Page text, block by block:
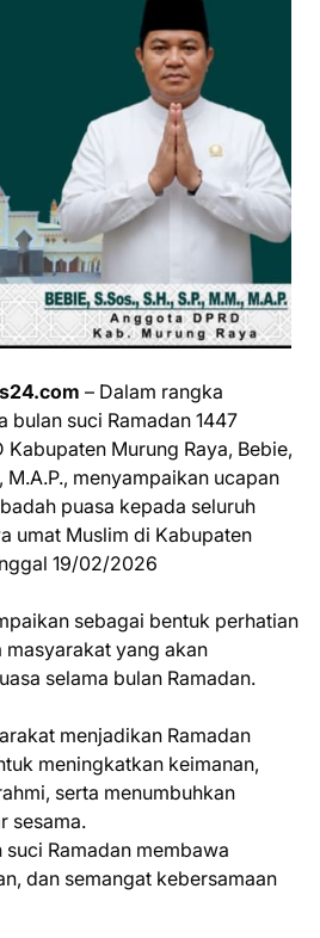
– Dalam rangka
bulan suci Ramadan 1447
Kabupaten Murung Raya, Bebie,
M.A.P., menyampaikan ucapan
puasa kepada seluruh
umat Muslim di Kabupaten
19/02/2026
sebagai bentuk perhatian
yang akan
selama bulan Ramadan.
menjadikan Ramadan
meningkatkan keimanan,
serta menumbuhkan
sesama.
Ramadan membawa
dan semangat kebersamaan